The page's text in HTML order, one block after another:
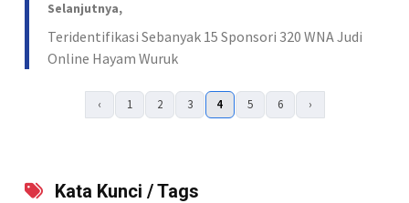
Selanjutnya,
Teridentifikasi Sebanyak 15 Sponsori 320 WNA Judi
Online Hayam Wuruk
‹ 1 2 3 4 5 6 ›
Kata Kunci / Tags